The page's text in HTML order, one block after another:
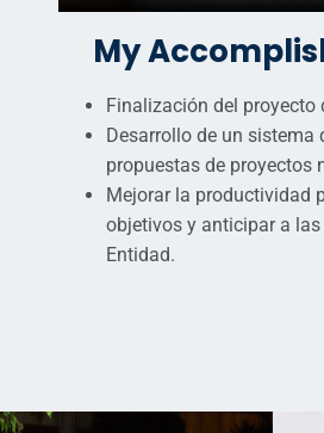
My
Finalización del proyecto
Desarrollo de un sistema
propuestas de proyectos
Mejorar la productividad
objetivos y anticipar a
Entidad.